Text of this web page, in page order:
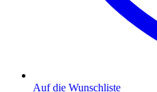
Auf die Wunschliste